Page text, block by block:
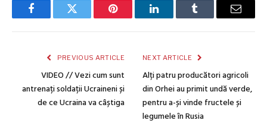
FacebookTwitter Pinterest LinkedInTumblr Email
PREVIOUS ARTICLE
VIDEO // Vezi cum sunt
antrenați soldații Ucraineni și
de ce Ucraina va câștiga
NEXT ARTICLE
Alți patru producători agricoli
din Orhei au primit undă verde,
pentru a-și vinde fructele și
legumele în Rusia